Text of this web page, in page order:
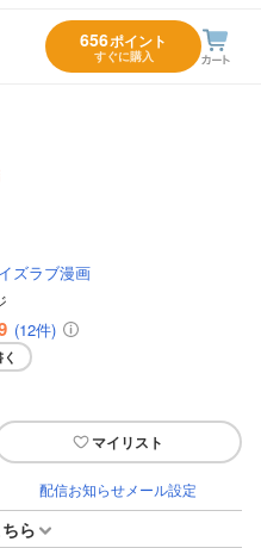
656ポイント
すぐに購入
ズラブ漫画
(12件)
マイリスト
配信お知らせメール設定
ら